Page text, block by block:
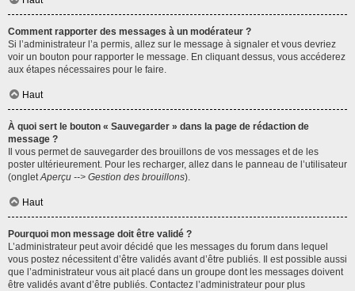
Comment rapporter des messages à un modérateur ?
Si l’administrateur l’a permis, allez sur le message à signaler et vous devriez
voir un bouton pour rapporter le message. En cliquant dessus, vous accéderez
aux étapes nécessaires pour le faire.
Haut
À quoi sert le bouton « Sauvegarder » dans la page de rédaction de
message ?
Il vous permet de sauvegarder des brouillons de vos messages et de les
poster ultérieurement. Pour les recharger, allez dans le panneau de l’utilisateur
(ongletAperçu --> Gestion des brouillons).
Haut
Pourquoi mon message doit être validé ?
L’administrateur peut avoir décidé que les messages du forum dans lequel
vous postez nécessitent d’être validés avant d’être publiés. Il est possible aussi
que l’administrateur vous ait placé dans un groupe dont les messages doivent
être validés avant d’être publiés. Contactez l’administrateur pour plus